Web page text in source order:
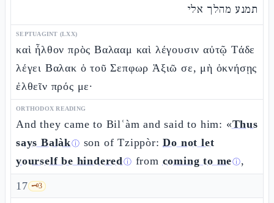
תמנע מהלך אלי
SEPTUAGINT (LXX)
καὶ ἦλθον πρὸς Βαλααμ καὶ λέγουσιν αὐτῷ Τάδε
λέγει Βαλακ ὁ τοῦ Σεπφωρ Ἀξιῶ σε, μὴ ὀκνήσῃς
ἐλθεῖν πρός με·
ORTHODOX READING
And they came to Bilʿàm and said to him: «Thus
says Balàkⓘ son of Tzippòr:Do not let
yourself be hinderedⓘ from coming to meⓘ,
17 🗝️3